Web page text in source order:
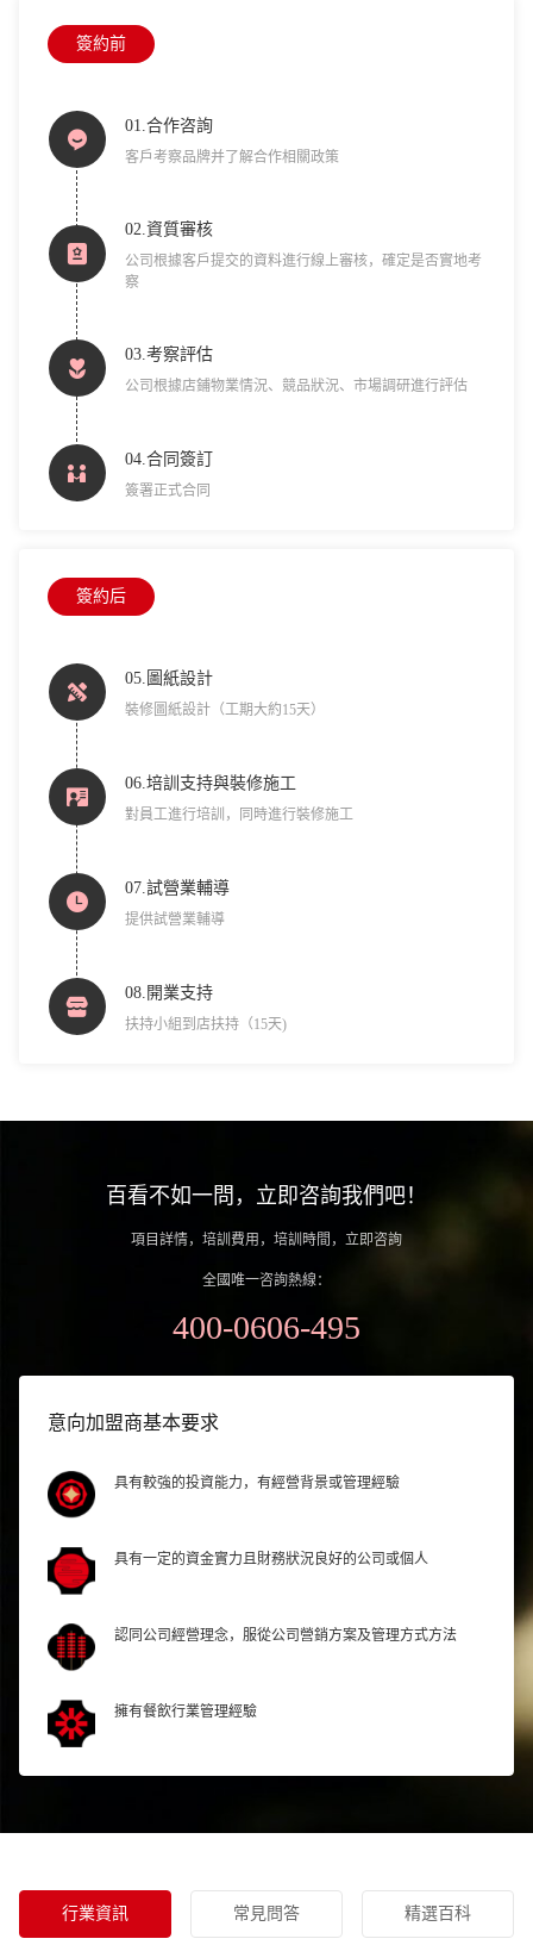
簽約前
01.合作咨詢
客戶考察品牌并了解合作相關政策
02.資質審核
公司根據客戶提交的資料進行線上審核，確定是否實地考
察
03.考察評估
公司根據店鋪物業情況、競品狀況、市場調研進行評估
04.合同簽訂
簽署正式合同
簽約后
05.圖紙設計
裝修圖紙設計（工期大約15天）
06.培訓支持與裝修施工
對員工進行培訓，同時進行裝修施工
07.試營業輔導
提供試營業輔導
08.開業支持
扶持小組到店扶持（15天)
百看不如一問，立即咨詢我們吧！
項目詳情，培訓費用，培訓時間，立即咨詢
全國唯一咨詢熱線：
400-0606-495
意向加盟商基本要求
具有較強的投資能力，有經營背景或管理經驗
具有一定的資金實力且財務狀況良好的公司或個人
認同公司經營理念，服從公司營銷方案及管理方式方法
擁有餐飲行業管理經驗
行業資訊 常見問答 精選百科